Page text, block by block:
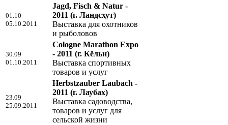
01.10
05.10.2011
Jagd, Fisch & Natur -
2011 (г. Ландсхут)
Выставка для охотников
и рыболовов
30.09
01.10.2011
Cologne Marathon Expo
- 2011 (г. Кёльн)
Выставка спортивных
товаров и услуг
23.09
25.09.2011
Herbstzauber Laubach -
2011 (г. Лаубах)
Выставка садоводства,
товаров и услуг для
сельской жизни